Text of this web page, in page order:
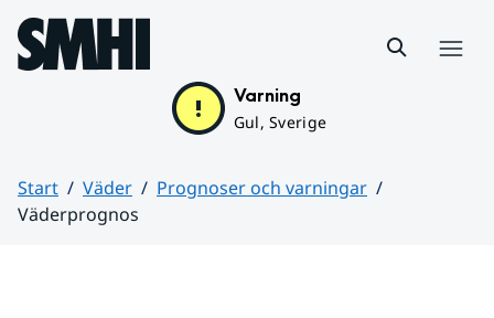
Hoppa till sidans innehåll
Varning
Gul, Sverige
Start Väder
Prognoser och varningar
Väderprognos